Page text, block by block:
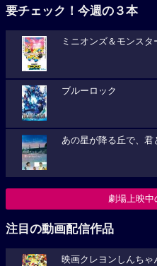
要チェック！今週の３本
ミニオンズ＆モンスタ
ブルーロック
あの星が降る丘で、君
劇場上映中
注目の動画配信作品
映画クレヨンしんちゃ